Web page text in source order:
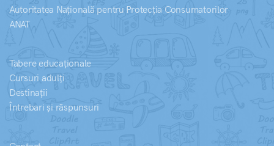
Autoritatea Națională pentru Protecția Consumatorilor
ANAT
Tabere educaționale
Cursuri adulți
Destinații
Întrebari și răspunsuri